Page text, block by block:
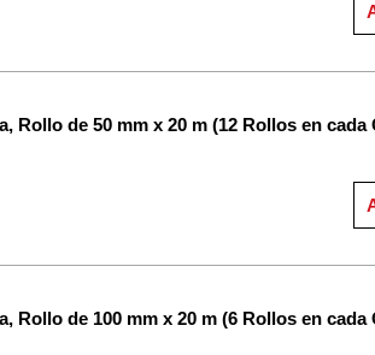
de 50 mm x 20 m (12 Rollos en cada
de 100 mm x 20 m (6 Rollos en cada